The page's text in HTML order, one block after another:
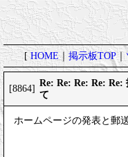
[HOME｜掲示板TOP｜
[8864]
Re: Re: Re: Re:
て
ホームページの発表と郵